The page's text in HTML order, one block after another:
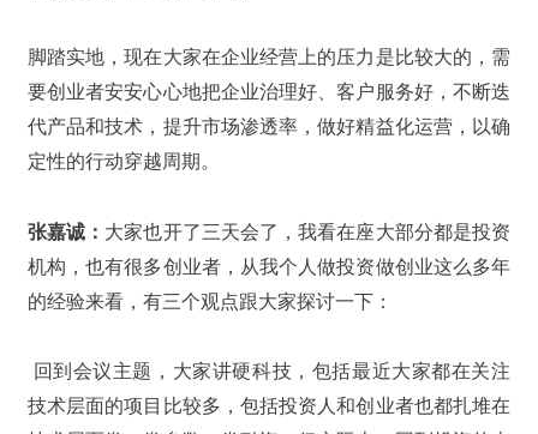
脚踏实地，现在大家在企业经营上的压力是比较大的，需
要创业者安安心心地把企业治理好、客户服务好，不断迭
代产品和技术，提升市场渗透率，做好精益化运营，以确
定性的行动穿越周期。
张嘉诚： 大家也开了三天会了，我看在座大部分都是投资
机构，也有很多创业者，从我个人做投资做创业这么多年
的经验来看，有三个观点跟大家探讨一下：
回到会议主题，大家讲硬科技，包括最近大家都在关注
技术层面的项目比较多，包括投资人和创业者也都扎堆在